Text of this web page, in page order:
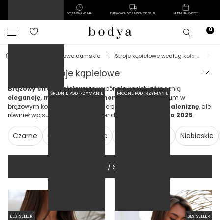
DOSTAWA W 24H DARMOWA DOSTAWA OD 39 ZŁ 14 DNI NA ZWROT
stroje kąpielowe damskie stroje kąpielowe według koloru
brązowe stroje kąpielowe
Brązowy strój kąpielowyto wybór dla kobiet, które cenią
elegancję, minimalizm i harmonię z naturą. Kostium w
brązowym kolorze nie tylko pięknie podkreśla
letnią opaleniznę, ale
również wpisuje się w aktualne trendy
modowe na lato 2025.
Czarne Czerwone Białe Niebieskie
FILTRUJ / SORTUJ
ŚREDNIE PODTRZYMANIE
BESTSELLER
MOCNE PODTRZYMANIE
BESTSELLER